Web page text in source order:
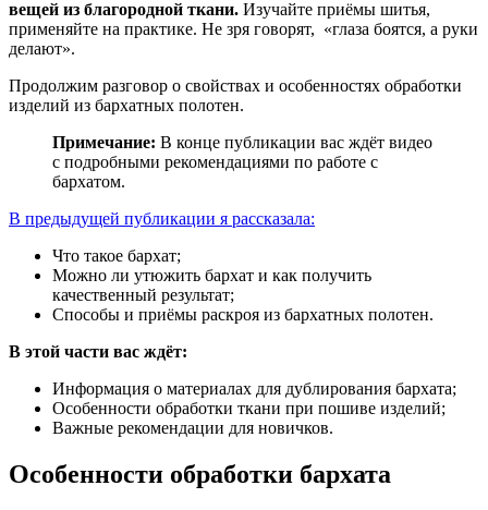
вещей из благородной ткани. Изучайте приёмы шитья,
применяйте на практике. Не зря говорят, «глаза боятся, а руки
делают».
Продолжим разговор о свойствах и особенностях обработки
изделий из бархатных полотен.
Примечание: В конце публикации вас ждёт видео
с подробными рекомендациями по работе с
бархатом.
В предыдущей публикации я рассказала:
Что такое бархат;
Можно ли утюжить бархат и как получить
качественный результат;
Способы и приёмы раскроя из бархатных полотен.
В этой части вас ждёт:
Информация о материалах для дублирования бархата;
Особенности обработки ткани при пошиве изделий;
Важные рекомендации для новичков.
Особенности обработки бархата